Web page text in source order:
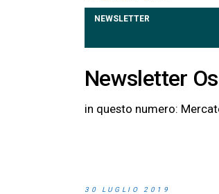
NEWSLETTER
Newsletter
in
30 LUGLIO 2019